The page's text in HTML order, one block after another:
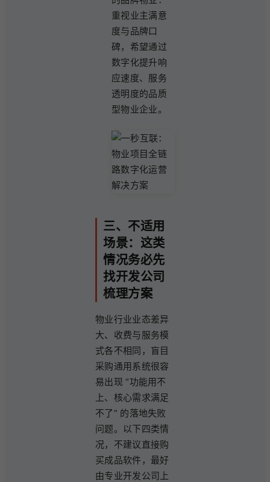
重视业主满意
度与品牌口
碑，希望通过
数字化提升响
应速度、服务
透明度的品质
型物业企业。
三、不适用
场景：这类
情况务必先
找开发公司
梳理方案
物业行业业态差异
大、收费与服务模
式各不相同，盲目
采购通用系统很容
易出现 “功能用不
上、核心需求满足
不了” 的落地失败
问题。以下四类情
况，不建议直接购
买成品软件，最好
由专业开发公司上